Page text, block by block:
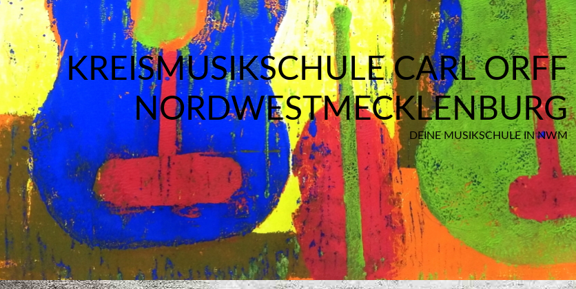
KREISMUSIKSCHULE CARL ORFF
NORDWESTMECKLENBURG
DEINE MUSIKSCHULE IN NWM